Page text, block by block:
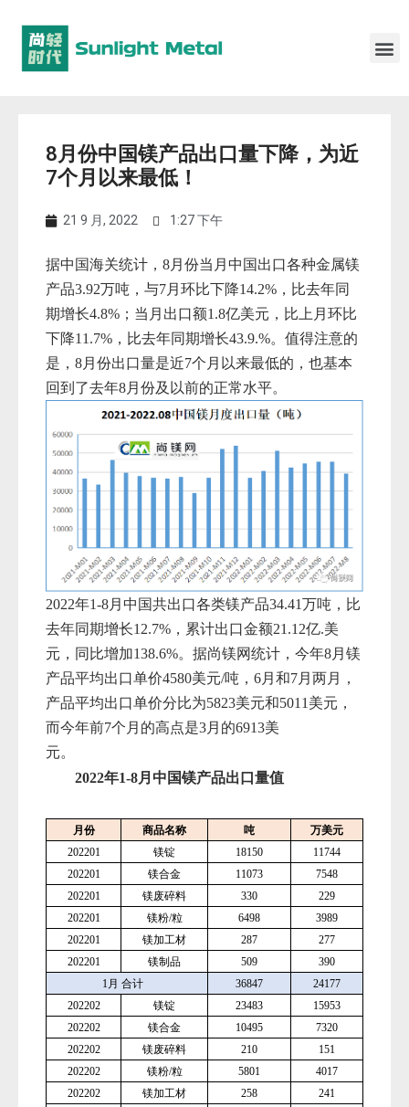
8月份中国镁产品出口量下降，为近
7个月以来最低！
21 9 月, 2022 1:27 下午
据中国海关统计，8月份当月中国出口各种金属镁
产品3.92万吨，与7月环比下降14.2%，比去年同
期增长4.8%；当月出口额1.8亿美元，比上月环比
下降11.7%，比去年同期增长43.9.%。值得注意的
是，8月份出口量是近7个月以来最低的，也基本
回到了去年8月份及以前的正常水平。
2022年1-8月中国共出口各类镁产品34.41万吨，比
去年同期增长12.7%，累计出口金额21.12亿.美
元，同比增加138.6%。 据尚镁网统计，今年8月镁
产品平均出口单价4580美元/吨，6月和7月两月，
产品平均出口单价分比为5823美元和5011美元，
而今年前7个月的高点是3月的6913美
元。
2022年1-8月中国镁产品出口量值
月份 商品名称 吨
万美元
202201
镁锭 18150
11744
202201
镁合金 11073
7548
202201
镁废碎料 330
229
202201
镁粉/粒 6498
3989
202201
镁加工材 287
277
202201
镁制品 509
390
1月 合计
36847
24177
202202
镁锭 23483
15953
202202
镁合金 10495
7320
202202
镁废碎料 210
151
202202
镁粉/粒 5801
4017
202202
镁加工材 258
241